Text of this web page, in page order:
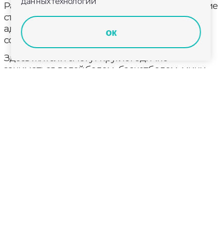
Работы выполнены уже на 80%. Его возведение
стало возможным благодаря участию
администрации в федеральной программе,
сообщает Муром.рф.
Здесь жители смогут круглогодично
заниматься волейболом, баскетболом, мини-
ок